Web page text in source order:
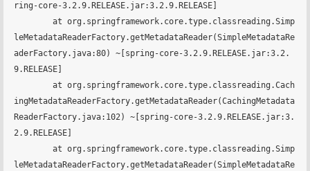
ring-core-3.2.9.RELEASE.jar:3.2.9.RELEASE]
leMetadataReaderFactory.getMetadataReader(SimpleMetadataRe
aderFactory.java:80) ~[spring-core-3.2.9.RELEASE.jar:3.2.
9.RELEASE]
ingMetadataReaderFactory.getMetadataReader(CachingMetadata
ReaderFactory.java:102) ~[spring-core-3.2.9.RELEASE.jar:3.
2.9.RELEASE]
leMetadataReaderFactory.getMetadataReader(SimpleMetadataRe